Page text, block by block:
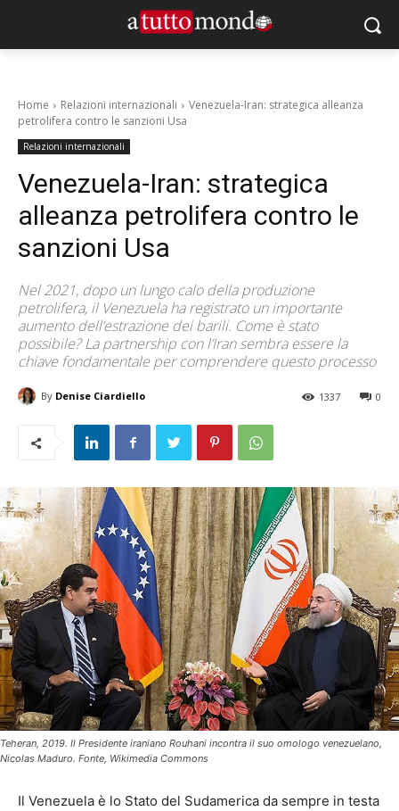
Home Relazioni internazionali
Venezuela-Iran: strategica alleanza
petrolifera contro le sanzioni Usa
Relazioni internazionali
Venezuela-Iran: strategica
alleanza petrolifera contro le
sanzioni Usa
Nel 2021, dopo un lungo calo della produzione
petrolifera, il Venezuela ha registrato un importante
aumento dell’estrazione dei barili. Come è stato
possibile? La partnership con l’Iran sembra essere la
chiave fondamentale per comprendere questo processo
By Denise Ciardiello 0
1337
Teheran, 2019. Il Presidente iraniano Rouhani incontra il suo omologo venezuelano,
Nicolas Maduro. Fonte, Wikimedia Commons
Il Venezuela è lo Stato del Sudamerica da sempre in testa